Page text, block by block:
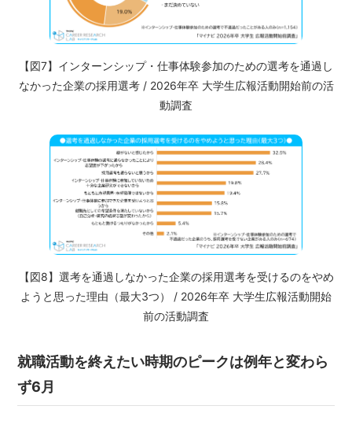
【図7】インターンシップ・仕事体験参加のための選考を通過し
なかった企業の採用選考 / 2026年卒 大学生広報活動開始前の活
動調査
【図8】選考を通過しなかった企業の採用選考を受けるのをやめ
ようと思った理由（最大3つ） / 2026年卒 大学生広報活動開始
前の活動調査
就職活動を終えたい時期のピークは例年と変わら
ず6月